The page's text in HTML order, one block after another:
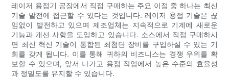
레이저 용접기 공장에서 직접 구매하는 주요 이점 중 하나는 최신
기술 발전에 접근할 수 있다는 것입니다. 레이저 용접 기술은 끊
임없이 발전하고 있으며 제조업체는 지속적으로 기계에 새로운
기능과 개선 사항을 도입하고 있습니다. 소스에서 직접 구매하시
면 최신 혁신 기술이 통합된 최첨단 장비를 구입하실 수 있는 기
회를 갖게 됩니다. 이를 통해 귀하의 비즈니스는 경쟁 우위를 확
보할 수 있으며, 앞서 나가고 용접 작업에서 높은 수준의 효율성
과 정밀도를 유지할 수 있습니다.